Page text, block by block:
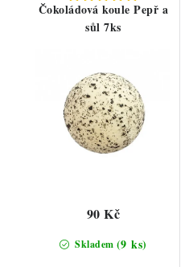
Čokoládová koule Pepř a
sůl 7ks
Skladem (9 ks)
90 Kč